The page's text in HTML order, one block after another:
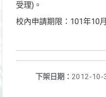
受理)。
校內申請期限：101年10
下架日期： 2012-10-